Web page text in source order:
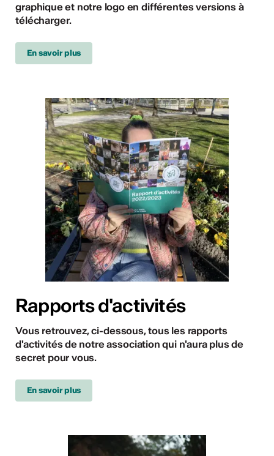
graphique et notre logo en différentes versions à
télécharger.
En savoir plus
Rapports d'activités
Vous retrouvez, ci-dessous, tous les rapports
d'activités de notre association qui n'aura plus de
secret pour vous.
En savoir plus